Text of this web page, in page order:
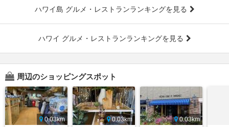
ハワイ島 グルメ・レストランランキングを見る
ハワイ グルメ・レストランランキングを見る
周辺のショッピングスポット
0.03km
0.03km
0.03km